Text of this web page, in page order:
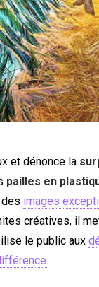
et dénonce la
pailles en
images
créatives, il
le public aux